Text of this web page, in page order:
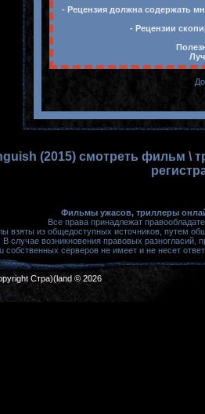
- Рецензия должна содержать
- Рецензии
(2015) смотреть фильм \
Фильмы ужасов, триллеры
Все права принадлежат
взяты из общедоступных источников, путем
случае возникновения правовых
собственных серверов не имеет и не несет
Стра)(land © 2026